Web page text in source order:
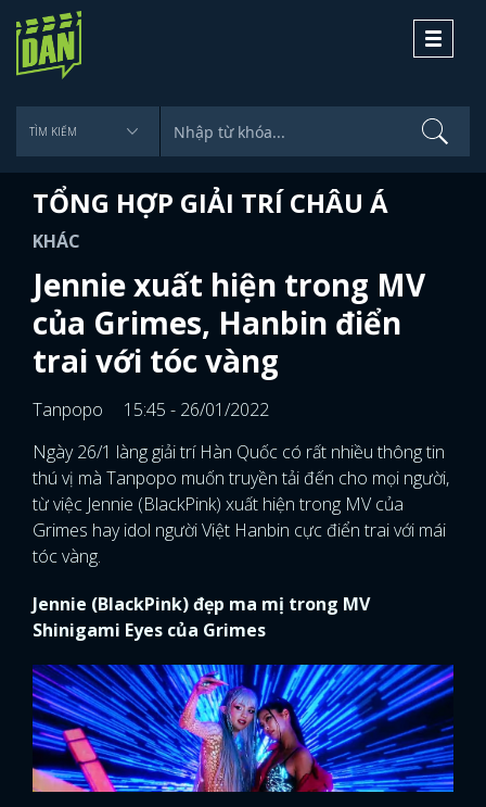
Toggle
TỔNG HỢP GIẢI TRÍ CHÂU Á
KHÁC
Jennie xuất hiện trong MV
của Grimes, Hanbin điển
trai với tóc vàng
Tanpopo
15:45 - 26/01/2022
Ngày 26/1 làng giải trí Hàn Quốc có rất nhiều thông tin
thú vị mà Tanpopo muốn truyền tải đến cho mọi người,
từ việc Jennie (BlackPink) xuất hiện trong MV của
Grimes hay idol người Việt Hanbin cực điển trai với mái
tóc vàng.
Jennie (BlackPink) đẹp ma mị trong MV
Shinigami Eyes của Grimes